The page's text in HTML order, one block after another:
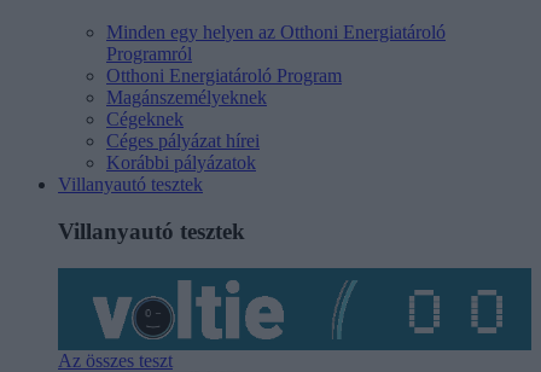
Minden egy helyen az Otthoni Energiatároló
Programról
Otthoni Energiatároló Program
Magánszemélyeknek
Cégeknek
Céges pályázat hírei
Korábbi pályázatok
Villanyautó tesztek
Villanyautó tesztek
Az összes teszt